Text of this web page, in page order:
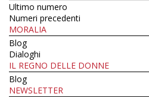
Ultimo numero
Numeri precedenti
MORALIA
Blog
Dialoghi
IL REGNO DELLE DONNE
Blog
NEWSLETTER